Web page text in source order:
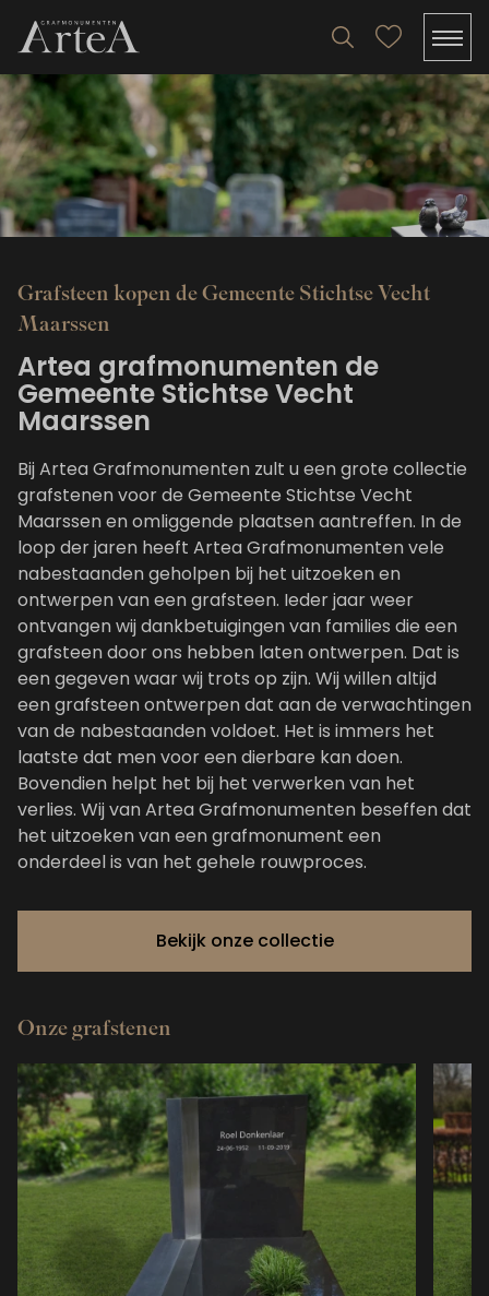
Grafsteen kopen de Gemeente Stichtse Vecht
Maarssen
Artea grafmonumenten de
Gemeente Stichtse Vecht
Maarssen
Bij Artea Grafmonumenten zult u een grote collectie
grafstenen voor de Gemeente Stichtse Vecht
Maarssen en omliggende plaatsen aantreffen. In de
loop der jaren heeft Artea Grafmonumenten vele
nabestaanden geholpen bij het uitzoeken en
ontwerpen van een grafsteen. Ieder jaar weer
ontvangen wij dankbetuigingen van families die een
grafsteen door ons hebben laten ontwerpen. Dat is
een gegeven waar wij trots op zijn. Wij willen altijd
een grafsteen ontwerpen dat aan de verwachtingen
van de nabestaanden voldoet. Het is immers het
laatste dat men voor een dierbare kan doen.
Bovendien helpt het bij het verwerken van het
verlies. Wij van Artea Grafmonumenten beseffen dat
het uitzoeken van een grafmonument een
onderdeel is van het gehele rouwproces.
Bekijk onze collectie
Onze grafstenen